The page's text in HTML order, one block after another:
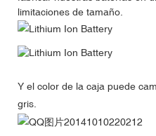
limitaciones de tamaño.
Y el color de la caja puede
gris.